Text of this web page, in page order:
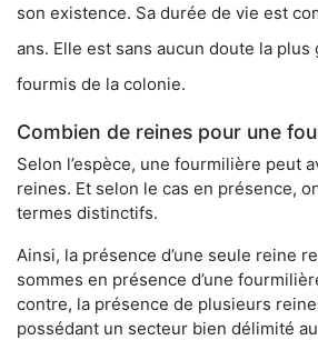
son existence. Sa durée de vie est
ans. Elle est sans aucun doute la
fourmis de la colonie.
Combien de reines pour une
Selon l’espèce, une fourmilière peut
reines. Et selon le cas en présence,
termes distinctifs.
Ainsi, la présence d’une seule reine
sommes en présence d’une
contre, la présence de plusieurs
possédant un secteur bien délimité